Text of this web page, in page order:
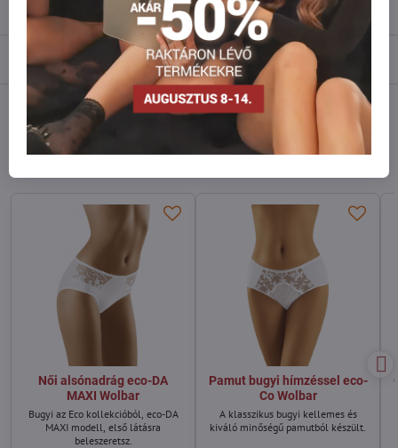
Vélemények
Fórum 0
FacebookTwitter WhatsApp
Női alsónadrág eco-DA
MAXI Wolbar
Bugyi az Eco kollekcióból, eco-DA
MAXI modell, első látásra
beleszeretsz.
Pamut bugyi hímzéssel eco-
Co Wolbar
A klasszikus bugyi kellemes és
kiváló minőségű pamutból készült.